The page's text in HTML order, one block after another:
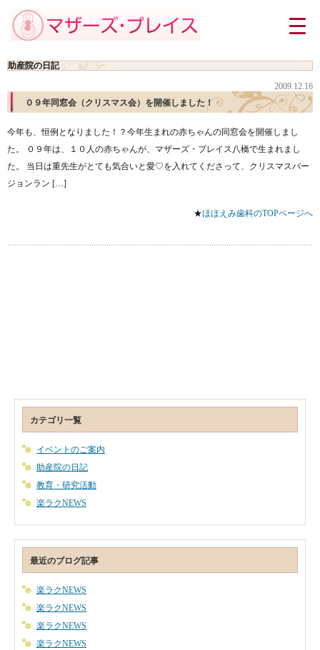
助産院の日記
2009.12.16
０９年同窓会（クリスマス会）を開催しました！
今年も、恒例となりました！？今年生まれの赤ちゃんの同窓会を開催しまし
た。 ０９年は、１０人の赤ちゃんが、マザーズ・プレイス八橋で生まれまし
た。 当日は重先生がとても気合いと愛♡を入れてくださって、クリスマスバー
ジョンラン […]
★ほほえみ歯科のTOPページへ
カテゴリ一覧
イベントのご案内
助産院の日記
教育・研究活動
楽ラクNEWS
最近のブログ記事
楽ラクNEWS
楽ラクNEWS
楽ラクNEWS
楽ラクNEWS